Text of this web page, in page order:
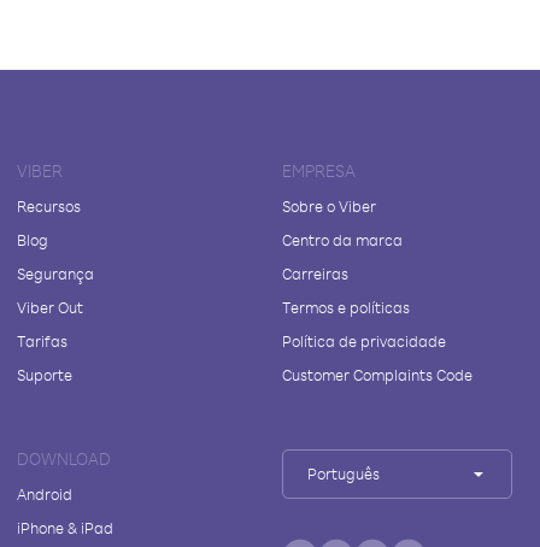
VIBER
Recursos
Blog
Segurança
Viber Out
Tarifas
Suporte
EMPRESA
Sobre o Viber
Centro da marca
Carreiras
Termos e políticas
Política de privacidade
Customer Complaints Code
DOWNLOAD
Android
iPhone & iPad
Português